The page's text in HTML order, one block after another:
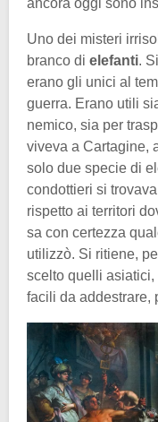
ancora oggi sono
Uno dei misteri
branco di elefanti.
erano gli unici al
guerra. Erano utili
nemico, sia per
viveva a Cartagine,
solo due specie di
condottieri si
rispetto ai territori
sa con certezza
utilizzò. Si ritiene,
scelto quelli
facili da addestrare,